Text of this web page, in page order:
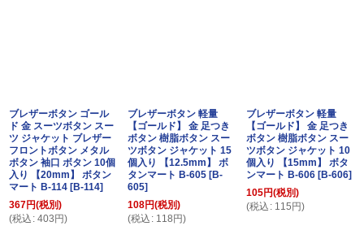
ブレザーボタン ゴール
ド 金 スーツボタン スー
ツ ジャケット ブレザー
フロントボタン メタル
ボタン 袖口 ボタン 10個
入り 【20mm】 ボタン
マート B-114 [B-114]
367円(税別)
(税込 : 403 円)
ブレザーボタン 軽量
【ゴールド】 金 足つき
ボタン 樹脂ボタン スー
ツボタン ジャケット 15
個入り 【12.5mm】 ボ
タンマート B-605 [B-
605]
108円(税別)
(税込 : 118 円)
ブレザーボタン 軽量
【ゴールド】 金 足つき
ボタン 樹脂ボタン スー
ツボタン ジャケット 10
個入り 【15mm】 ボタ
ンマート B-606 [B-606]
105円(税別)
(税込 : 115 円)